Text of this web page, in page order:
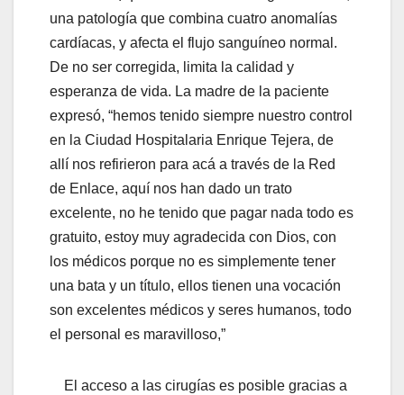
una patología que combina cuatro anomalías
cardíacas, y afecta el flujo sanguíneo normal.
De no ser corregida, limita la calidad y
esperanza de vida. La madre de la paciente
expresó, “hemos tenido siempre nuestro control
en la Ciudad Hospitalaria Enrique Tejera, de
allí nos refirieron para acá a través de la Red
de Enlace, aquí nos han dado un trato
excelente, no he tenido que pagar nada todo es
gratuito, estoy muy agradecida con Dios, con
los médicos porque no es simplemente tener
una bata y un título, ellos tienen una vocación
son excelentes médicos y seres humanos, todo
el personal es maravilloso,”
El acceso a las cirugías es posible gracias a